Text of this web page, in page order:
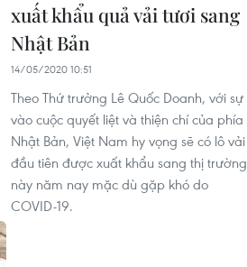
xuất khẩu quả vải tươi sang
Nhật Bản
14/05/2020 10:51
Theo Thứ trưởng Lê Quốc Doanh, với sự
vào cuộc quyết liệt và thiện chí của phía
Nhật Bản, Việt Nam hy vọng sẽ có lô vải
đầu tiên được xuất khẩu sang thị trường
này năm nay mặc dù gặp khó do
COVID-19.